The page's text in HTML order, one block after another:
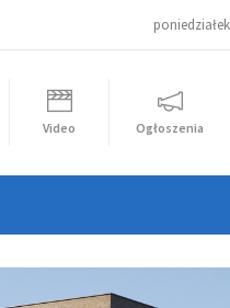
Video Ogłoszenia